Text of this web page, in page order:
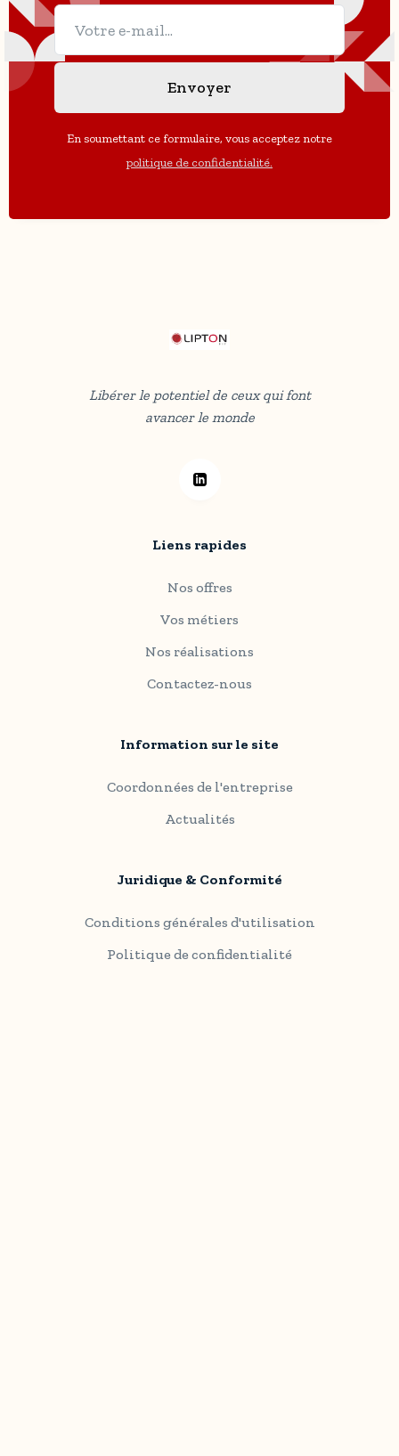
En soumettant ce formulaire, vous acceptez notre
politique de confidentialité.
Libérer le potentiel de ceux qui font
avancer le monde
Liens rapides
Nos offres
Vos métiers
Nos réalisations
Contactez-nous
Information sur le site
Coordonnées de l'entreprise
Actualités
Juridique & Conformité
Conditions générales d'utilisation
Politique de confidentialité